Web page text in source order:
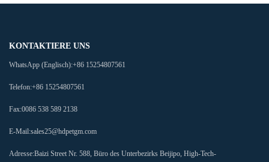
KONTAKTIERE UNS
WhatsApp (Englisch):+86 15254807561
Telefon:+86 15254807561
Fax:0086 538 589 2138
E-Mail:sales25@hdpetgm.com
Adresse:Baizi Street Nr. 588, Büro des Unterbezirks Beijipo, High-Tech-